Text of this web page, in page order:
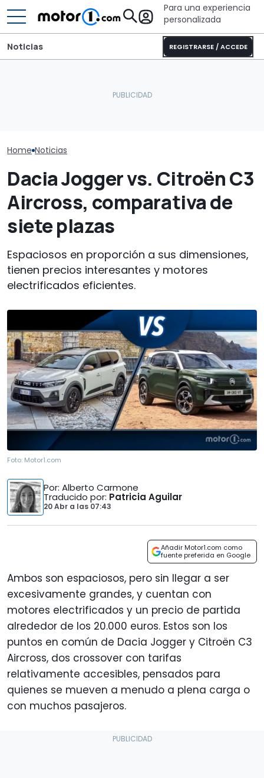
Para una experiencia
personalizada
REGISTRARSE / ACCEDE
Noticias
Home Noticias
Dacia Jogger vs. Citroën C3
Aircross, comparativa de
siete plazas
Espaciosos en proporción a sus dimensiones,
tienen precios interesantes y motores
electrificados eficientes.
Foto: Motor1.com
Por: Alberto Carmone
Traducido por: Patricia Aguilar
20 Abr a las 07:43
Añadir Motor1.com como
fuente preferida en Google
Ambos son espaciosos, pero sin llegar a ser
excesivamente grandes, y cuentan con
motores electrificados y un precio de partida
alrededor de los 20.000 euros. Estos son los
puntos en común de Dacia Jogger y Citroën C3
Aircross, dos crossover con tarifas
relativamente accesibles, pensados para
quienes se mueven a menudo a plena carga o
con muchos pasajeros.